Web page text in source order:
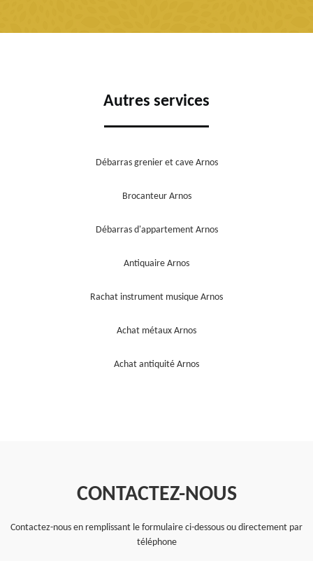
Autres services
Débarras grenier et cave Arnos
Brocanteur Arnos
Débarras d'appartement Arnos
Antiquaire Arnos
Rachat instrument musique Arnos
Achat métaux Arnos
Achat antiquité Arnos
CONTACTEZ-NOUS
Contactez-nous en remplissant le formulaire ci-dessous ou directement par
téléphone